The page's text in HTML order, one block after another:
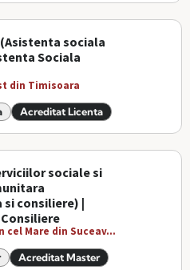
sociala
Sociala
din Timisoara
Acreditat Licenta
sociale si
consiliere) |
Mare din Suceav...
Acreditat Master